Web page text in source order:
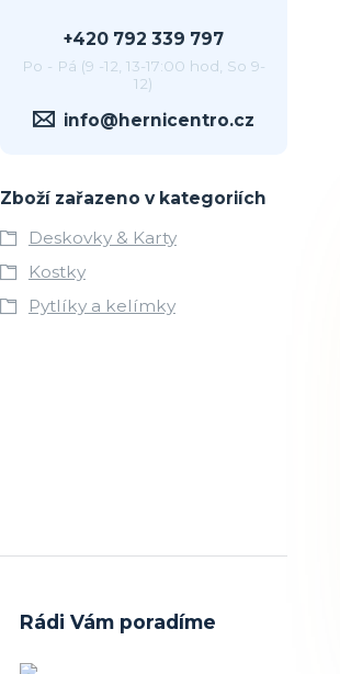
+420 792 339 797
Po - Pá (9 -12, 13-17:00 hod, So 9-
12)
info@hernicentro.cz
Zboží zařazeno v kategoriích
Deskovky & Karty
Kostky
Pytlíky a kelímky
Rádi Vám poradíme